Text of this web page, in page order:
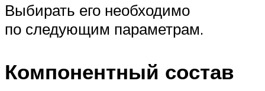
Выбирать его необходимо
по следующим параметрам.
Компонентный состав